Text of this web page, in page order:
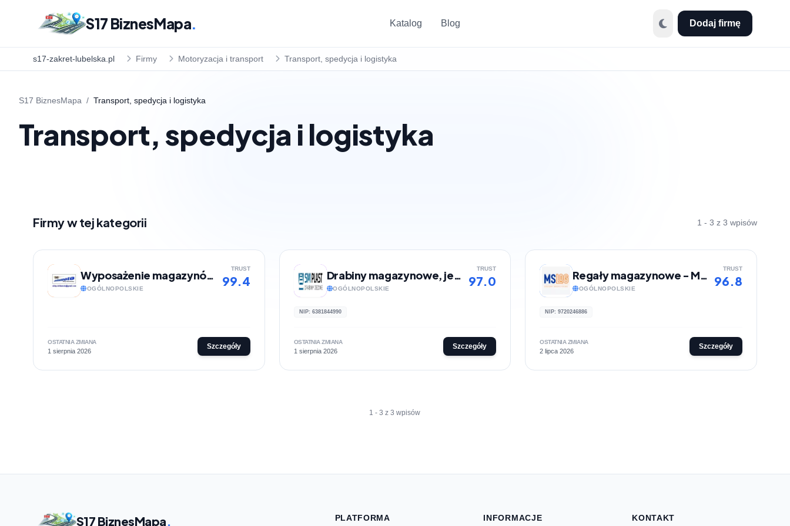
S17 BiznesMapa. Katalog Blog Dodaj firmę
s17-zakret-lubelska.pl Firmy Motoryzacja i transport Transport, spedycja i logistyka
S17 BiznesMapa / Transport, spedycja i logistyka
Transport, spedycja i logistyka
Firmy w tej kategorii 1 - 3 z 3 wpisów
Wyposażenie magazynów - Delta Moto
OGÓLNOPOLSKIE
TRUST
99.4
OSTATNIA ZMIANA
1 sierpnia 2026
Szczegóły
Drabiny magazynowe, jezdne | Sklep internetowy Smplast
OGÓLNOPOLSKIE
TRUST
97.0
NIP: 6381844990
OSTATNIA ZMIANA
1 sierpnia 2026
Szczegóły
Regały magazynowe - MS LOG
OGÓLNOPOLSKIE
TRUST
96.8
NIP: 9720246886
OSTATNIA ZMIANA
2 lipca 2026
Szczegóły
1 - 3 z 3 wpisów
S17 BiznesMapa. PLATFORMA INFORMACJE KONTAKT